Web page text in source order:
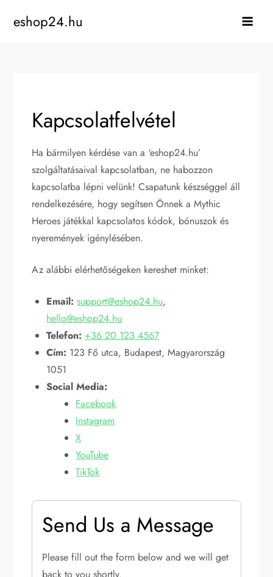
eshop24.hu
Kapcsolatfelvétel
Ha bármilyen kérdése van a ‘eshop24.hu’
szolgáltatásaival kapcsolatban, ne habozzon
kapcsolatba lépni velünk! Csapatunk készséggel áll
rendelkezésére, hogy segítsen Önnek a Mythic
Heroes játékkal kapcsolatos kódok, bónuszok és
nyeremények igénylésében.
Az alábbi elérhetőségeken kereshet minket:
Email: support@eshop24.hu,
hello@eshop24.hu
Telefon: +36 20 123 4567
Cím: 123 Fő utca, Budapest, Magyarország
1051
Social Media:
Facebook
Instagram
X
YouTube
TikTok
Send Us a Message
Please fill out the form below and we will get